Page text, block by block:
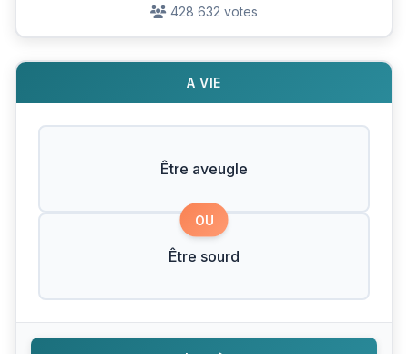
428 632 votes
A VIE
Être aveugle
OU
Être sourd